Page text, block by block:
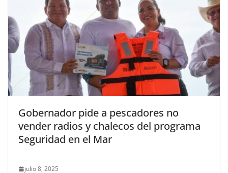
Gobernador pide a pescadores no
vender radios y chalecos del programa
Seguridad en el Mar
julio 8, 2025